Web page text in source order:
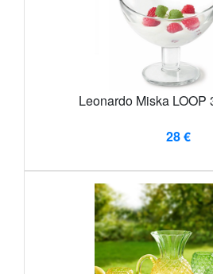
Leonardo Miska LOOP
28 €